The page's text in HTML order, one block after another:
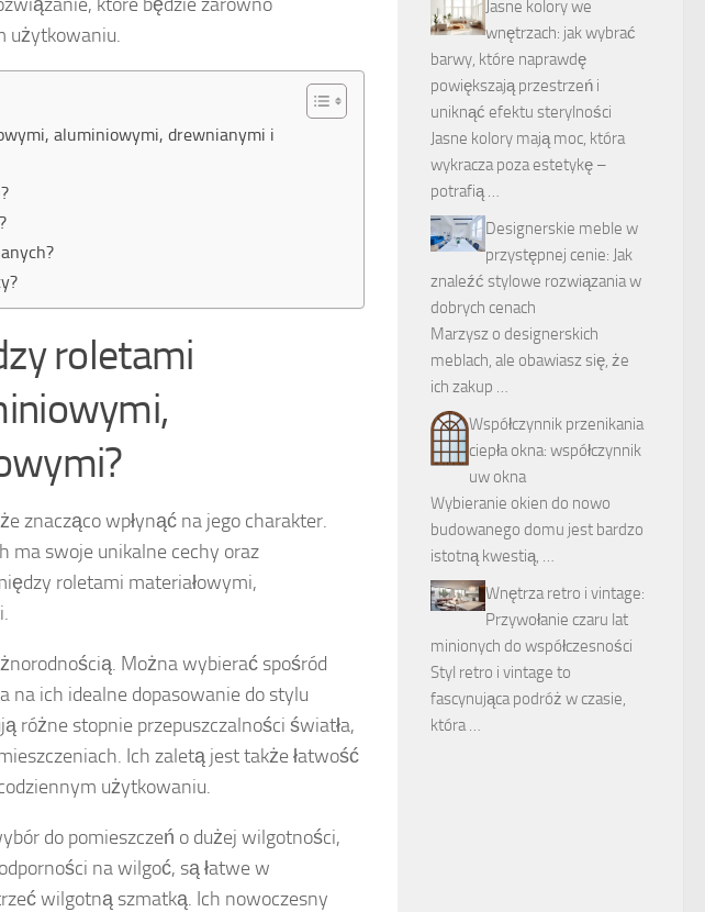
użytkowaniu.
aluminiowymi, drewnianymi i
roletami
znacząco wpłynąć na jego charakter.
ma swoje unikalne cechy oraz
roletami materiałowymi,
Można wybierać spośród
na ich idealne dopasowanie do stylu
różne stopnie przepuszczalności światła,
Ich zaletą jest także łatwość
użytkowaniu.
do pomieszczeń o dużej wilgotności,
na wilgoć, są łatwe w
wilgotną szmatką. Ich nowoczesny
Jasne kolory we
wnętrzach: jak wybrać
barwy, które naprawdę
powiększają przestrzeń i
uniknąć efektu sterylności
Jasne kolory mają moc, która
wykracza poza estetykę –
potrafią …
Designerskie meble w
przystępnej cenie: Jak
znaleźć stylowe rozwiązania w
dobrych cenach
Marzysz o designerskich
meblach, ale obawiasz się, że
ich zakup …
Współczynnik przenikania
ciepła okna: współczynnik
uw okna
Wybieranie okien do nowo
budowanego domu jest bardzo
istotną kwestią, …
Wnętrza retro i vintage:
Przywołanie czaru lat
minionych do współczesności
Styl retro i vintage to
fascynująca podróż w czasie,
która …